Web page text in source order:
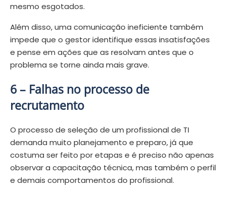
mesmo esgotados.
Além disso, uma comunicação ineficiente também
impede que o gestor identifique essas insatisfações
e pense em ações que as resolvam antes que o
problema se torne ainda mais grave.
6 – Falhas no processo de
recrutamento
O processo de seleção de um profissional de TI
demanda muito planejamento e preparo, já que
costuma ser feito por etapas e é preciso não apenas
observar a capacitação técnica, mas também o perfil
e demais comportamentos do profissional.